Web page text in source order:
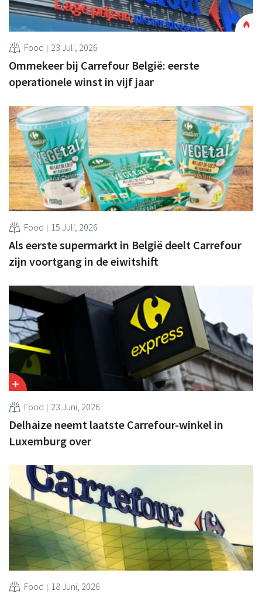
Food 23 Juli, 2026
Ommekeer bij Carrefour België: eerste
operationele winst in vijf jaar
Food 15 Juli, 2026
Als eerste supermarkt in België deelt Carrefour
zijn voortgang in de eiwitshift
Food 23 Juni, 2026
Delhaize neemt laatste Carrefour-winkel in
Luxemburg over
Food 18 Juni, 2026